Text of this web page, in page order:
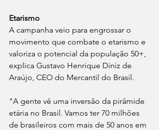
Etarismo
A campanha veio para engrossar o
movimento que combate o etarismo e
valoriza o potencial da população 50+,
explica Gustavo Henrique Diniz de
Araújo, CEO do Mercantil do Brasil.
"A gente vê uma inversão da pirâmide
etária no Brasil. Vamos ter 70 milhões
de brasileiros com mais de 50 anos em